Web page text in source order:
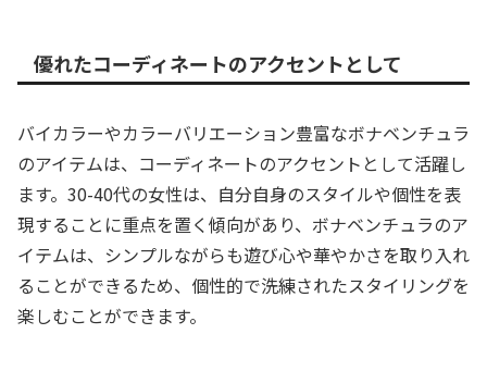
優れたコーディネートのアクセントとして
バイカラーやカラーバリエーション豊富なボナベンチュラ
のアイテムは、コーディネートのアクセントとして活躍し
ます。30-40代の女性は、自分自身のスタイルや個性を表
現することに重点を置く傾向があり、ボナベンチュラのア
イテムは、シンプルながらも遊び心や華やかさを取り入れ
ることができるため、個性的で洗練されたスタイリングを
楽しむことができます。